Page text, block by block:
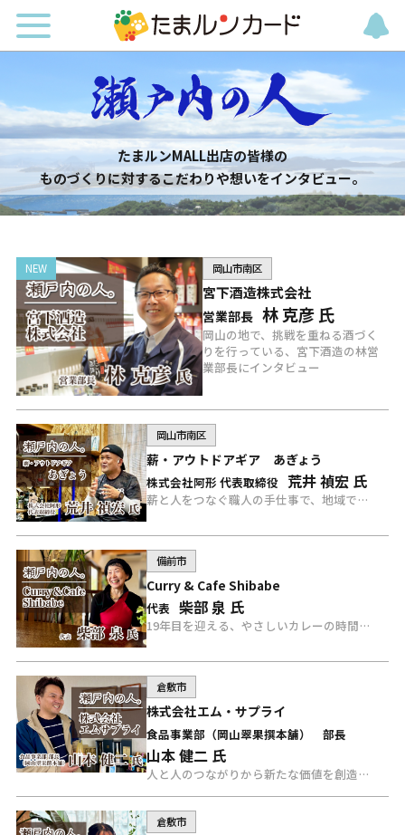
たまルンMALL出店の皆様の
ものづくりに対するこだわりや想いをインタビュー。
岡山市南区
宮下酒造株式会社
営業部長 林 克彦 氏
岡山の地で、挑戦を重ねる酒づく
りを行っている、宮下酒造の林営
業部長にインタビュー
岡山市南区
薪・アウトドアギア あぎょう
株式会社阿形 代表取締役 荒井 禎宏 氏
薪と人をつなぐ職人の手仕事で、地域で愛される“oyajiman”の挑戦を続ける、あぎょう 荒井氏にインタビュー。
備前市
Curry & Cafe Shibabe
代表 柴部 泉 氏
19年目を迎える、やさしいカレーの時間。Curry&Cafe Shibabe 柴部氏にインタビュー。
倉敷市
株式会社エム・サプライ
食品事業部（岡山翠果撰本舗） 部長
山本 健二 氏
人と人のつながりから新たな価値を創造する、株式会社エム・サプライ 山本氏にインタビュー。
倉敷市